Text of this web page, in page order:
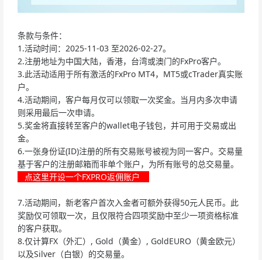
条款与条件：
1.活动时间：2025-11-03 至2026-02-27。
2.注册地址为中国大陆，香港，台湾或澳门的FxPro客户。
3.此活动适用于所有激活的FxPro MT4，MT5或cTrader真实账
户。
4.活动期间，客户每月仅可以领取一次奖金。当月内多次申请
则采用最后一次申请。
5.奖金将直接转至客户的wallet电子钱包，并可用于交易或出
金。
6.一张身份证(ID)注册的所有交易账号被视为同一客户。交易量
基于客户的注册邮箱而非单个账户，为所有账号的总交易量。
点这里开设一个FXPRO返佣账户
7.活动期间，新老客户首次入金者可额外获得50元人民币。此
奖励仅可领取一次，且仅限符合四项奖励中至少一项资格标准
的客户获取。
8.仅计算FX（外汇）, Gold（黄金）, GoldEURO（黄金欧元）
以及Silver（白银）的交易量。